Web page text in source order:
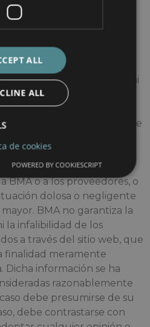
limitada
la disponibilidad, el
la conexión al sitio web ni
ni de ninguno de los
ofrecen a través de él. En
posible proveedor de
de interrupciones
funcionamiento ni, en
que tenga su
BMA o a los proveedores, o
dolosa o negligente
BMA no garantiza la
la infalibilidad de los
a través del sitio web, que
finalidad meramente
Dicha información se ha
razonablemente
debe presumirse de su
debe contrastarse con
ALL
ALL
de cookies
POWERED BY COOKIESCRIPT